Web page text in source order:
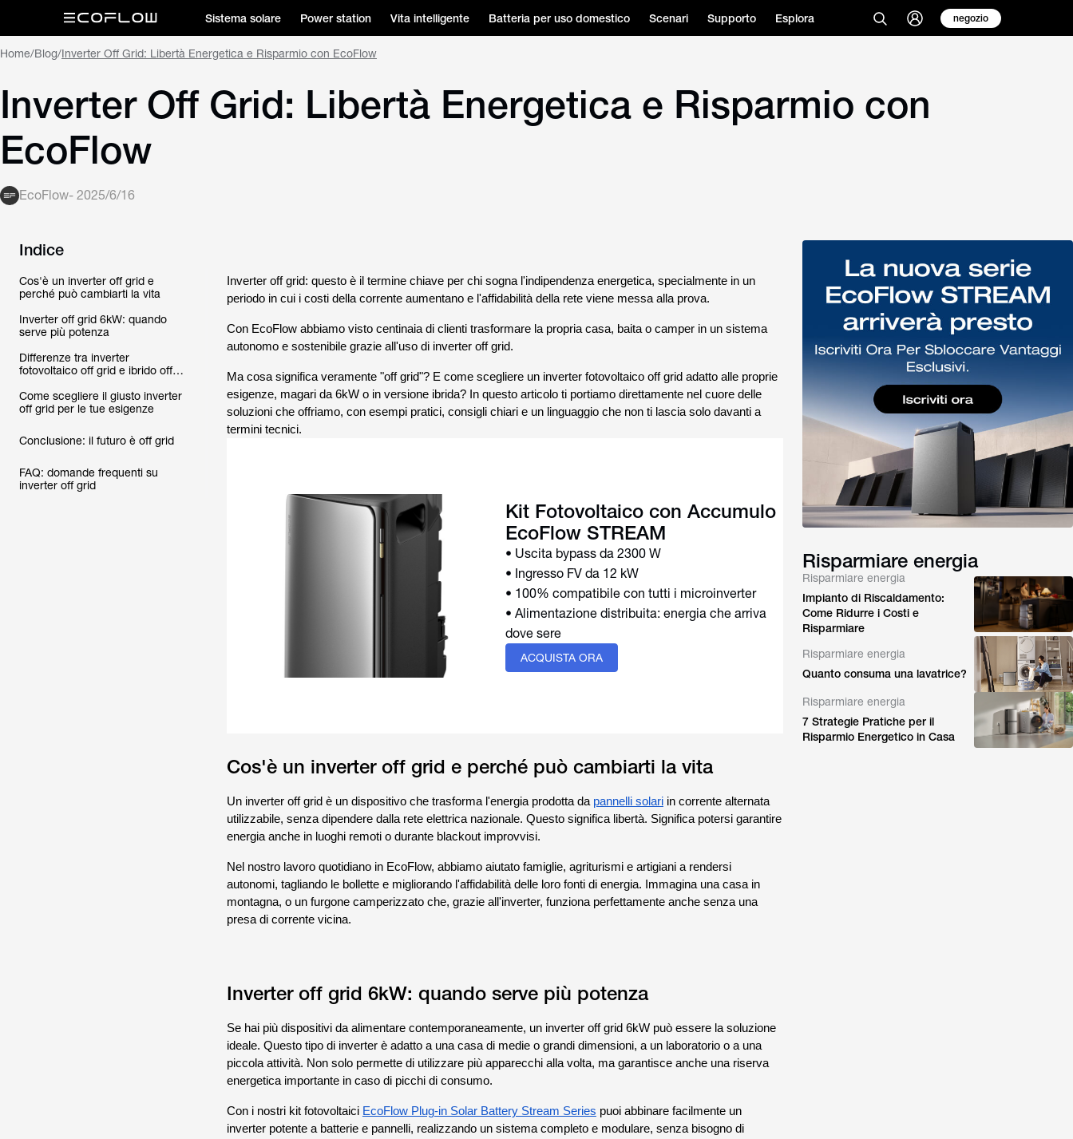
Sistema solare Power station Vita intelligente Batteria per uso domestico Scenari Supporto Esplora negozio
Home/Blog/Inverter Off Grid: Libertà Energetica e Risparmio con EcoFlow
Inverter Off Grid: Libertà Energetica e Risparmio con
EcoFlow
EcoFlow- 2025/6/16
Indice
Cos'è un inverter off grid e
perché può cambiarti la vita
Inverter off grid 6kW: quando
serve più potenza
Differenze tra inverter
fotovoltaico off grid e ibrido off
Come scegliere il giusto inverter
off grid per le tue esigenze
Conclusione: il futuro è off grid
FAQ: domande frequenti su
inverter off grid
Inverter off grid: questo è il termine chiave per chi sogna l'indipendenza energetica, specialmente in un
periodo in cui i costi della corrente aumentano e l'affidabilità della rete viene messa alla prova.
Con EcoFlow abbiamo visto centinaia di clienti trasformare la propria casa, baita o camper in un sistema
autonomo e sostenibile grazie all'uso di inverter off grid.
Ma cosa significa veramente "off grid"? E come scegliere un inverter fotovoltaico off grid adatto alle proprie
esigenze, magari da 6kW o in versione ibrida? In questo articolo ti portiamo direttamente nel cuore delle
soluzioni che offriamo, con esempi pratici, consigli chiari e un linguaggio che non ti lascia solo davanti a
termini tecnici.
Kit Fotovoltaico con Accumulo
EcoFlow STREAM
• Uscita bypass da 2300 W
• Ingresso FV da 12 kW
• 100% compatibile con tutti i microinverter
• Alimentazione distribuita: energia che arriva
dove sere
ACQUISTA ORA
Cos'è un inverter off grid e perché può cambiarti la vita
Un inverter off grid è un dispositivo che trasforma l'energia prodotta da pannelli solariin corrente alternata
utilizzabile, senza dipendere dalla rete elettrica nazionale. Questo significa libertà. Significa potersi garantire
energia anche in luoghi remoti o durante blackout improvvisi.
Nel nostro lavoro quotidiano in EcoFlow, abbiamo aiutato famiglie, agriturismi e artigiani a rendersi
autonomi, tagliando le bollette e migliorando l'affidabilità delle loro fonti di energia. Immagina una casa in
montagna, o un furgone camperizzato che, grazie all'inverter, funziona perfettamente anche senza una
presa di corrente vicina.
Inverter off grid 6kW: quando serve più potenza
Se hai più dispositivi da alimentare contemporaneamente, un inverter off grid 6kW può essere la soluzione
ideale. Questo tipo di inverter è adatto a una casa di medie o grandi dimensioni, a un laboratorio o a una
piccola attività. Non solo permette di utilizzare più apparecchi alla volta, ma garantisce anche una riserva
energetica importante in caso di picchi di consumo.
Con i nostri kit fotovoltaici EcoFlow Plug-in Solar Battery Stream Series puoi abbinare facilmente un
inverter potente a batterie e pannelli, realizzando un sistema completo e modulare, senza bisogno di
Risparmiare energia
Risparmiare energia
Impianto di Riscaldamento:
Come Ridurre i Costi e
Risparmiare
Risparmiare energia
Quanto consuma una lavatrice?
Risparmiare energia
7 Strategie Pratiche per il
Risparmio Energetico in Casa